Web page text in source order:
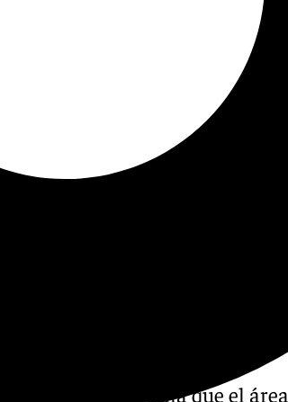
Silvia Gómez, señala que el área